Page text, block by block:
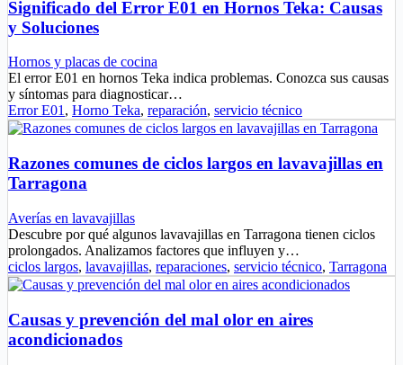
Significado del Error E01 en Hornos Teka: Causas
y Soluciones
Hornos y placas de cocina
El error E01 en hornos Teka indica problemas. Conozca sus causas
y síntomas para diagnosticar…
Error E01 , Horno Teka, reparación, servicio técnico
Razones comunes de ciclos largos en lavavajillas en
Tarragona
Averías en lavavajillas
Descubre por qué algunos lavavajillas en Tarragona tienen ciclos
prolongados. Analizamos factores que influyen y…
ciclos largos, lavavajillas, reparaciones, servicio técnico, Tarragona
Causas y prevención del mal olor en aires
acondicionados